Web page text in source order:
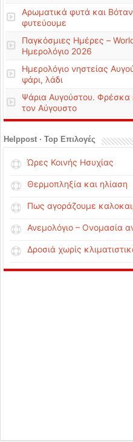
Αρωματικά φυτά και
φυτεύουμε
Παγκόσμιες Ημέρες –
Ημερολόγιο 2026
Ημερολόγιο νηστείας
ψάρι, λάδι
Ψάρια Αυγούστου. Φρέσκα
τον Αύγουστο
Helppost · Top Επιλογές
Ώρες Κοινής Ησυχίας
Θερμοπληξία και ηλίαση
Πως αγοράζουμε
Ανεμολόγιο – Ονομασία
Δροσιά χωρίς